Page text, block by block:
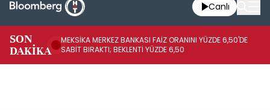
Canlı
SON
DAKİKA
MEKSİKA MERKEZ BANKASI FAİZ ORANINI YÜZDE 6,50'DE
SABİT BIRAKTI; BEKLENTİ YÜZDE 6,50